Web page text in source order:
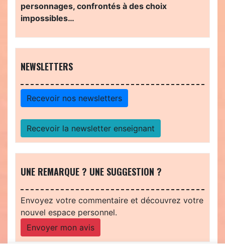
personnages, confrontés à des choix
impossibles…
NEWSLETTERS
Recevoir nos newsletters
Recevoir la newsletter enseignant
UNE REMARQUE ? UNE SUGGESTION ?
Envoyez votre commentaire et découvrez votre
nouvel espace personnel.
Envoyer mon avis